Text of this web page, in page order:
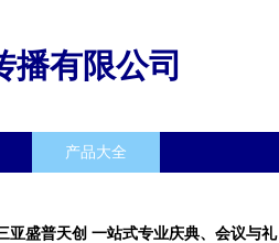
播有限公司
产品大全
亚盛普天创 一站式专业庆典、会议与礼